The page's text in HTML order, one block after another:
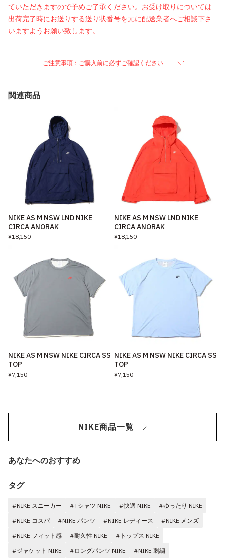
ていただきますので予めご了承ください。お受け取りについては
出荷完了時にお送りする送り状番号を元に配送業者へご相談下さ
いますようお願い致します。
ご注意事項：ご購入前に必ずご確認ください
関連商品
NIKE AS M NSW LND NIKE
CIRCA ANORAK
¥18,150
NIKE AS M NSW LND NIKE
CIRCA ANORAK
¥18,150
NIKE AS M NSW NIKE CIRCA SS
TOP
¥7,150
NIKE AS M NSW NIKE CIRCA SS
TOP
¥7,150
NIKE商品一覧
あなたへのおすすめ
タグ
#NIKE スニーカー #Tシャツ NIKE #快適 NIKE
#ゆったり NIKE
#NIKE コスパ
#NIKE パンツ #NIKE レディース
#NIKE メンズ
#NIKE フィット感
#耐久性 NIKE
#トップス NIKE
#ジャケット NIKE
#ロングパンツ NIKE
#NIKE 刺繍